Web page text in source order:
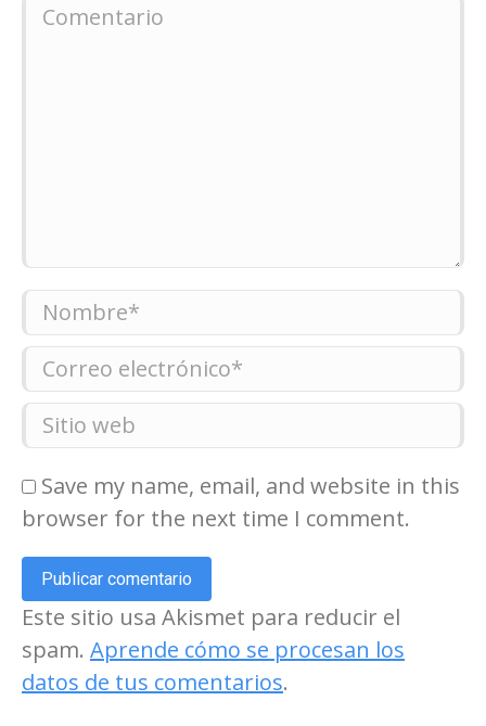
Comentario
Nombre *
Correo electrónico *
Sitio web
Save my name, email, and website in this
browser for the next time I comment.
Publicar comentario
Este sitio usa Akismet para reducir el
spam. Aprende cómo se procesan los
datos de tus comentarios.